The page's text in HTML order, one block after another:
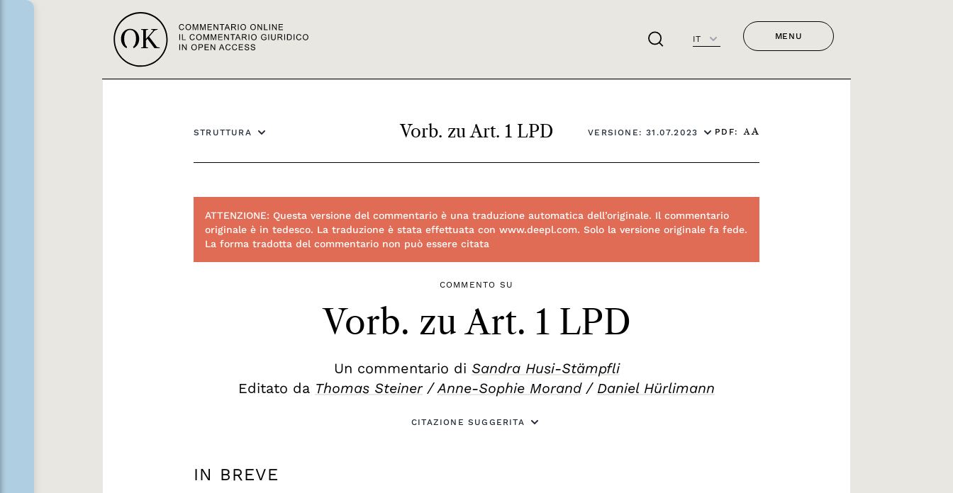
IT MENU
STRUTTURA Vorb. zu Art. 1 LPD VERSIONE: 31.07.2023 PDF: A A
ATTENZIONE: Questa versione del commentario è una traduzione automatica dell’originale. Il commentario
originale è in tedesco. La traduzione è stata effettuata con www.deepl.com. Solo la versione originale fa fede.
La forma tradotta del commentario non può essere citata
COMMENTO SU
Vorb. zu Art. 1 LPD
Un commentario di Sandra Husi-Stämpfli
Editato da Thomas Steiner/Anne-Sophie Morand/ Daniel Hürlimann
CITAZIONE SUGGERITA
IN BREVE